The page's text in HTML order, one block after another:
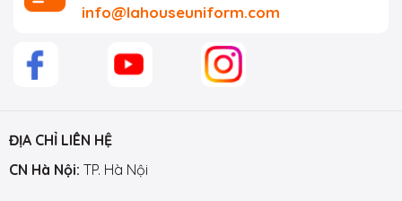
info@lahouseuniform.com
ĐỊA CHỈ LIÊN HỆ
CN Hà Nội: TP. Hà Nội